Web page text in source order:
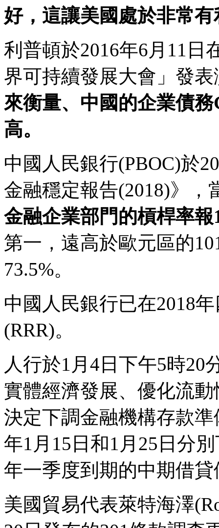
好，這讓美國處於非常
利普頓於2016年6月11日
界可持續發展大會」發
來衡量、中國的企業債
高。
中國人民銀行(PBOC)於
金融穩定報告(2018)》，
金融企業部門的槓桿率報
第一，遠高於歐元區的
73.5%。
中國人民銀行已在2018
(RRR)。
人行於1月4日下午5時20
實體經濟發展、優化流
決定下調金融機構存款
年1月15日和1月25日分
年一季度到期的中期借
美國貿易代表萊特海澤